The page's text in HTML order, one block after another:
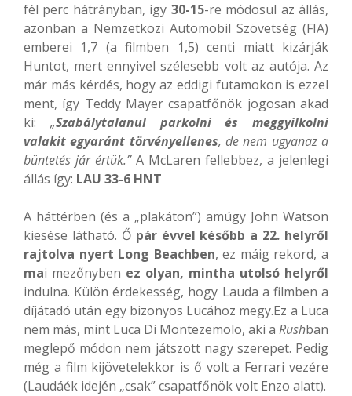
fél perc hátrányban, így 30-15-re módosul az állás,
azonban a Nemzetközi Automobil Szövetség (FIA)
emberei 1,7 (a filmben 1,5) centi miatt kizárják
Huntot, mert ennyivel szélesebb volt az autója. Az
már más kérdés, hogy az eddigi futamokon is ezzel
ment, így Teddy Mayer csapatfőnök jogosan akad
ki: „Szabálytalanul parkolni és meggyilkolni
valakit egyaránt törvényellenes, de nem ugyanaz a
büntetés jár értük.”A McLaren fellebbez, a jelenlegi
állás így: LAU 33-6 HNT
A háttérben (és a „plakáton”) amúgy John Watson
kiesése látható. Ő pár évvel később a 22. helyről
rajtolva nyert Long Beachben, ez máig rekord, a
mai mezőnyben ez olyan, mintha utolsó helyről
indulna. Külön érdekesség, hogy Lauda a filmben a
díjátadó után egy bizonyos Lucához megy.Ez a Luca
nem más, mint Luca Di Montezemolo, aki a Rushban
meglepő módon nem játszott nagy szerepet. Pedig
még a film kijövetelekkor is ő volt a Ferrari vezére
(Laudáék idején „csak” csapatfőnök volt Enzo alatt).